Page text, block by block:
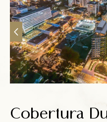
Imóveis à venda
Empreendimentos
Blog
Sobre nós
Cobertura